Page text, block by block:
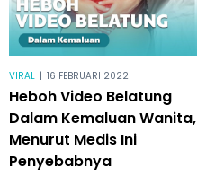
VIRAL | 16 FEBRUARI 2022
Heboh Video Belatung
Dalam Kemaluan Wanita,
Menurut Medis Ini
Penyebabnya